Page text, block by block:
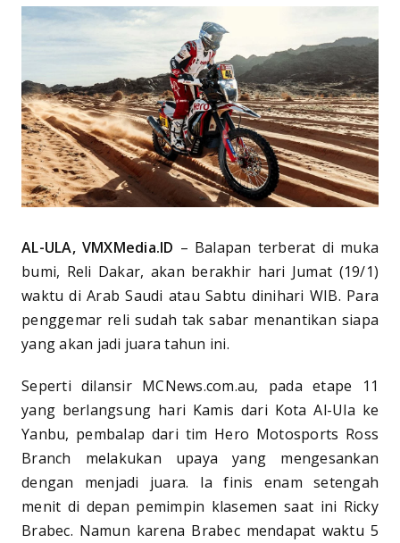
AL-ULA, VMXMedia.ID – Balapan terberat di muka
bumi, Reli Dakar, akan berakhir hari Jumat (19/1)
waktu di Arab Saudi atau Sabtu dinihari WIB. Para
penggemar reli sudah tak sabar menantikan siapa
yang akan jadi juara tahun ini.
Seperti dilansir MCNews.com.au, pada etape 11
yang berlangsung hari Kamis dari Kota Al-Ula ke
Yanbu, pembalap dari tim Hero Motosports Ross
Branch melakukan upaya yang mengesankan
dengan menjadi juara. Ia finis enam setengah
menit di depan pemimpin klasemen saat ini Ricky
Brabec. Namun karena Brabec mendapat waktu 5